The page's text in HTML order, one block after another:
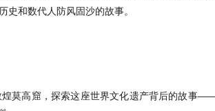
和数代人防风固沙的故事。
莫高窟，探索这座世界文化遗产背后的故事